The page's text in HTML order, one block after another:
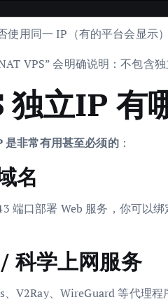
使用同一 IP（有的平台会显示）
VPS” 会明确说明：不包含
独立IP 有
是非常有用甚至必须的：
名
端口部署 Web 服务，你可以
科学上网服务
、V2Ray、WireGuard 等代理